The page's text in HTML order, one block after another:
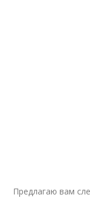
Предлагаю вам